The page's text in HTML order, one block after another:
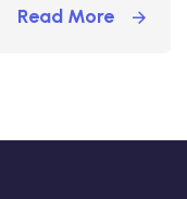
Read More